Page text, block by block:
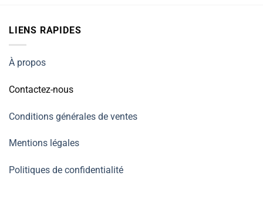
LIENS RAPIDES
À propos
Contactez-nous
Conditions générales de ventes
Mentions légales
Politiques de confidentialité